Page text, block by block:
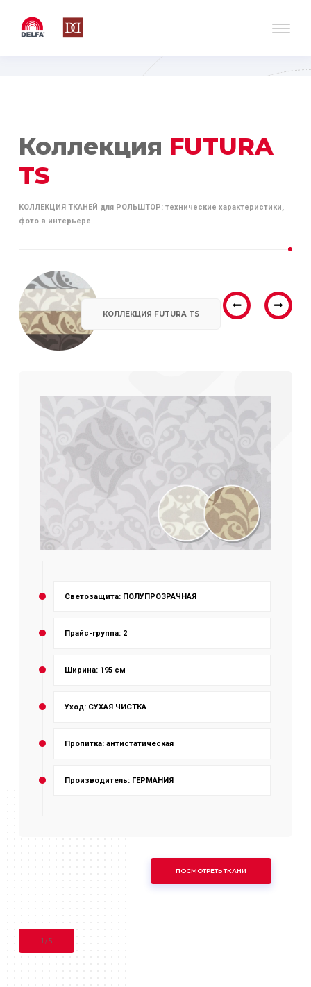
Коллекция FUTURA
TS
КОЛЛЕКЦИЯ ТКАНЕЙ для РОЛЬШТОР: технические характеристики,
фото в интерьере
КОЛЛЕКЦИЯ FUTURA TS
Светозащита: ПОЛУПРОЗРАЧНАЯ
Прайс-группа: 2
Ширина: 195 см
Уход: СУХАЯ ЧИСТКА
Пропитка: антистатическая
Производитель: ГЕРМАНИЯ
ПОСМОТРЕТЬ ТКАНИ
1 /5